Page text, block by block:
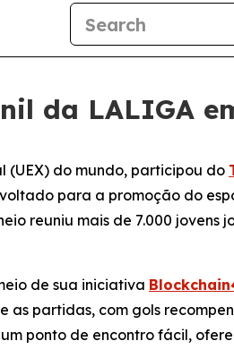
da LALIGA
(UEX) do mundo, participou do
para a promoção do
reuniu mais de 7.000 jovens
de sua iniciativa
partidas, com gols
ponto de encontro fácil,